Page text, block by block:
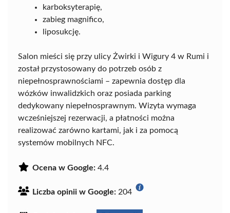
karboksyterapię,
zabieg magnifico,
liposukcję.
Salon mieści się przy ulicy Żwirki i Wigury 4 w Rumi i
został przystosowany do potrzeb osób z
niepełnosprawnościami – zapewnia dostęp dla
wózków inwalidzkich oraz posiada parking
dedykowany niepełnosprawnym. Wizyta wymaga
wcześniejszej rezerwacji, a płatności można
realizować zarówno kartami, jak i za pomocą
systemów mobilnych NFC.
Ocena w Google: 4.4
Liczba opinii w Google: 204